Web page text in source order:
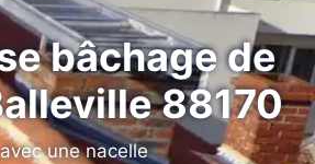
bâchage de
88170
une nacelle